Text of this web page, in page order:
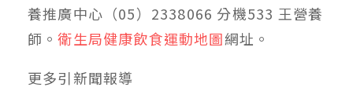
養推廣中心（05）2338066 分機533 王營養
師。衛生局健康飲食運動地圖網址。
更多引新聞報導